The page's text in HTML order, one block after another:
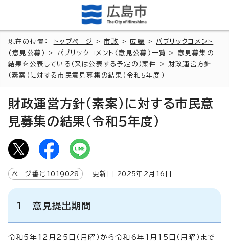
現在の位置： トップページ >市政 >広聴 > パブリックコメント
(意見公募)
> パブリックコメント(意見公募)一覧 > 意見募集の
結果を公表している（又は公表する予定の）案件
> 財政運営方針
（素案）に対する市民意見募集の結果（令和5年度）
財政運営方針（素案）に対する市民意
見募集の結果（令和5年度）
ページ番号 1019028 更新日 2025年2月 16 日
1 意見提出期間
令和5年12月25日（月曜）から令和6年1月15日（月曜）まで